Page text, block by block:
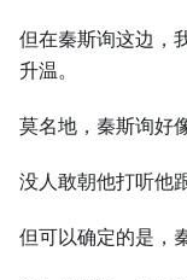
但在秦斯询这边，
升温。
莫名地，秦斯询好
没人敢朝他打听他
但可以确定的是，